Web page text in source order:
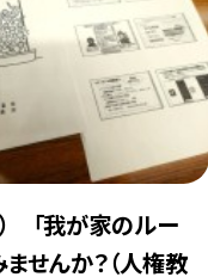
） 「我が家のルー
ませんか？（人権教